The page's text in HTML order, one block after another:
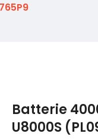
Batterie
U8000S